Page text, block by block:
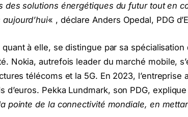
des solutions énergétiques du futur tout en
« , déclare Anders Opedal, PDG
quant à elle, se distingue par sa
Nokia, autrefois leader du marché mobile,
télécoms et la 5G. En 2023, l’entreprise
d’euros. Pekka Lundmark, son PDG,
pointe de la connectivité mondiale, en